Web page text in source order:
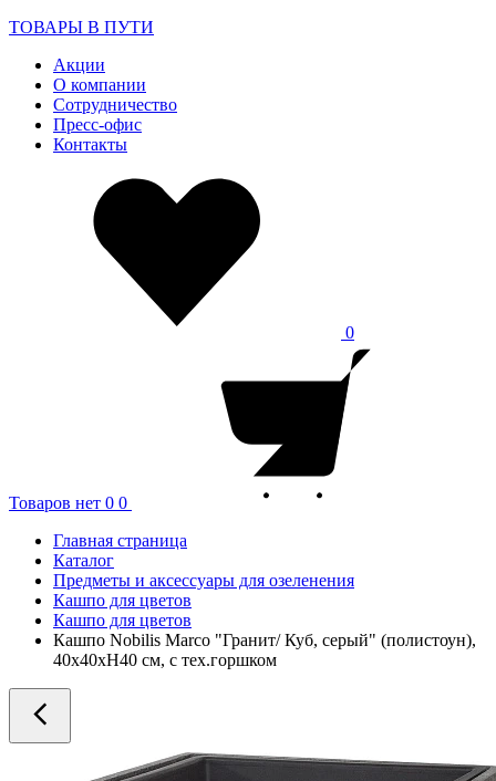
ТОВАРЫ В ПУТИ
Акции
О компании
Сотрудничество
Пресс-офис
Контакты
0
Товаров нет 0 0
Главная страница
Каталог
Предметы и аксессуары для озеленения
Кашпо для цветов
Кашпо для цветов
Кашпо Nobilis Marco "Гранит/ Куб, серый" (полистоун),
40x40xH40 см, с тех.горшком